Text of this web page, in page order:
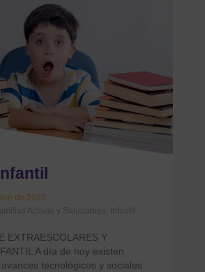
de 2022
Activas y Saludables Infantil
EXTRAESCOLARES Y
A día de hoy existen
tecnológicos y sociales